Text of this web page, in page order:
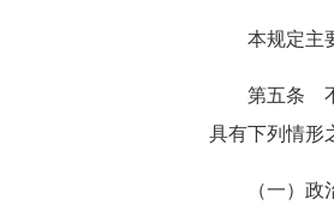
本规定主
第五条
具有下列情形
（一）